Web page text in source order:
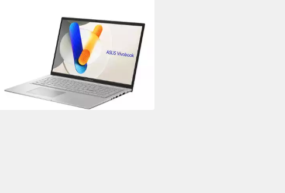
Business-Notebook
Bildschirmdiagonale
Prozessor
Arbeitsspeicher
UVP
1.049,00 €
mtl. in 48 Raten
-19%
in 2-3 Werktagen bei dir